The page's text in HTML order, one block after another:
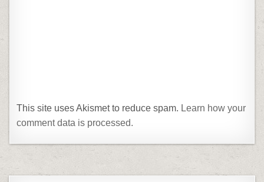
This site uses Akismet to reduce spam. Learn how your
comment data is processed.